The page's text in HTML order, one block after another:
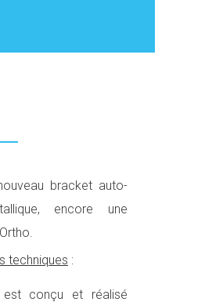
bracket auto-
encore une
techniques :
conçu et réalisé